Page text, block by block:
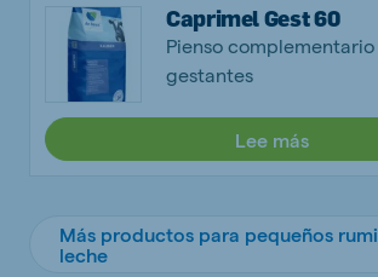
Caprimel Gest 60
Pienso
gestantes
Lee más
Más productos para pequeños
leche